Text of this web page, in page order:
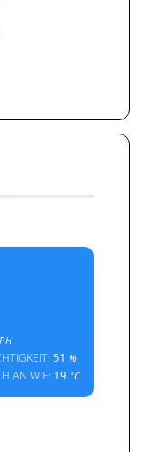
51 %
AN WIE: 19 °C